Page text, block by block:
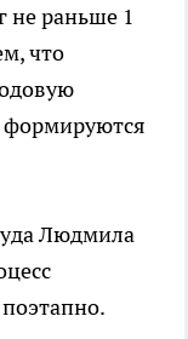
не раньше 1
что
формируются
Людмила